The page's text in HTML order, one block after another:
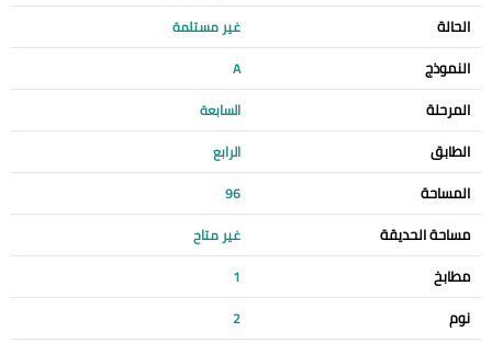
الحالة غير مستلمة
النموذج A
المرحلة السابعة
الطابق الرابع
المساحة 96
مساحة الحديقة غير متاح
مطابخ 1
نوم 2